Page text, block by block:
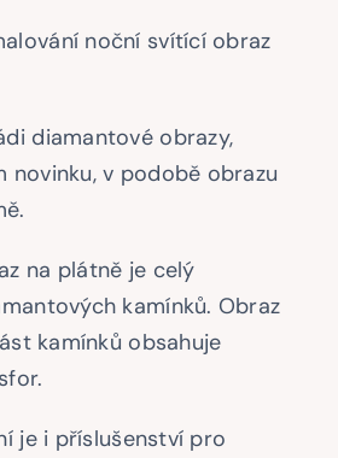
byla:
je:
noční svítící obraz
diamantové obrazy,
novinku, v podobě obrazu
na plátně je celý
kamínků. Obraz
kamínků obsahuje
je i příslušenství pro